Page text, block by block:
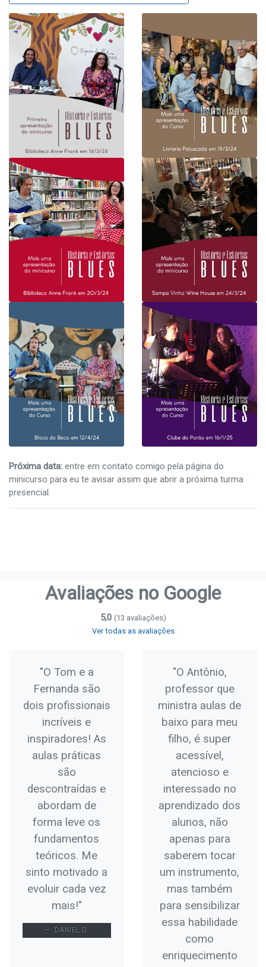
Próxima data: entre em contato comigo pela página do
minicurso para eu te avisar assim que abrir a próxima turma
presencial.
Avaliações no Google
5,0 (13 avaliações)
Ver todas as avaliações
"O Tom e a
Fernanda são
dois profissionais
incríveis e
inspiradores! As
aulas práticas
são
descontraídas e
abordam de
forma leve os
fundamentos
teóricos. Me
sinto motivado a
evoluir cada vez
mais!"
DANIEL D.
"O Antônio,
professor que
ministra aulas de
baixo para meu
filho, é super
acessível,
atencioso e
interessado no
aprendizado dos
alunos, não
apenas para
saberem tocar
um instrumento,
mas também
para sensibilizar
essa habilidade
como
enriquecimento